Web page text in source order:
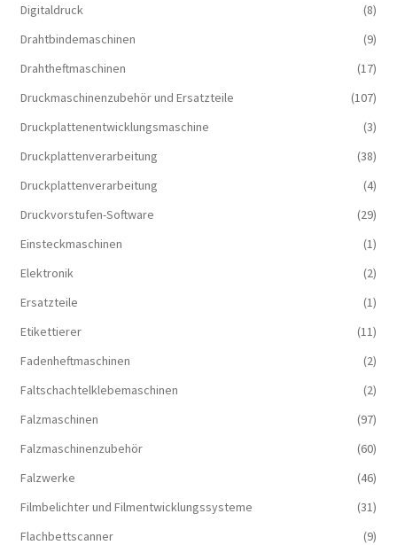
Digitaldruck
(8)
Drahtbindemaschinen
(9)
Drahtheftmaschinen
(17)
Druckmaschinenzubehör und Ersatzteile
(107)
Druckplattenentwicklungsmaschine
(3)
Druckplattenverarbeitung
(38)
Druckplattenverarbeitung
(4)
Druckvorstufen-Software
(29)
Einsteckmaschinen
(1)
Elektronik
(2)
Ersatzteile
(1)
Etikettierer
(11)
Fadenheftmaschinen
(2)
Faltschachtelklebemaschinen
(2)
Falzmaschinen
(97)
Falzmaschinenzubehör
(60)
Falzwerke
(46)
Filmbelichter und Filmentwicklungssysteme
(31)
Flachbettscanner
(9)